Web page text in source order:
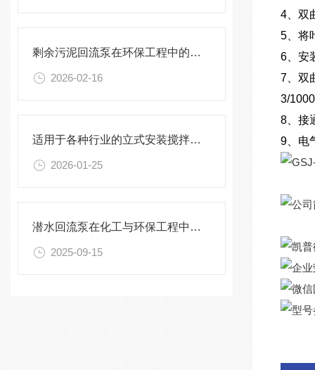
剩余污泥回流泵在环保工程中的应用前景
2026-02-16
适用于各种行业的立式安装搅拌机选型指南
2026-01-25
潜水回流泵在化工与环保工程中的关键作用
2025-09-15
4、双
5、将
6、安
7、双
3/
8、接
9、电